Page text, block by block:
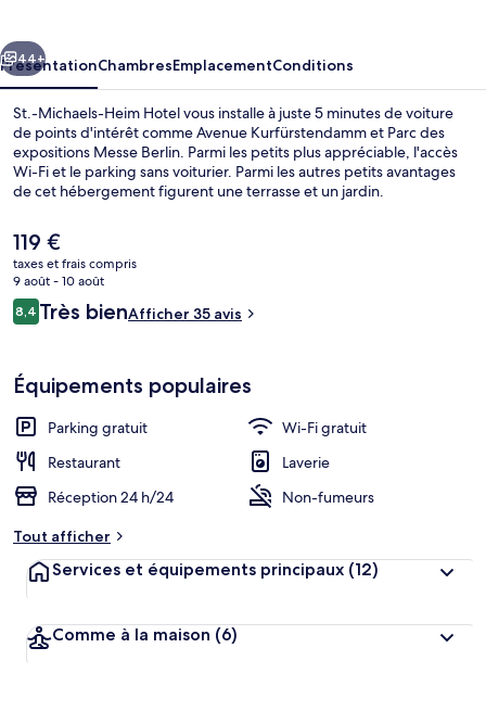
Suivant
44+
PrésentationChambresEmplacementConditions
St.-Michaels-Heim Hotel vous installe à juste 5 minutes de voiture
de points d'intérêt comme Avenue Kurfürstendamm et Parc des
expositions Messe Berlin. Parmi les petits plus appréciable, l'accès
Wi-Fi et le parking sans voiturier. Parmi les autres petits avantages
de cet hébergement figurent une terrasse et un jardin.
Le
prix
actuel
est
de
119 €
taxes et frais compris
9 août - 10 août
Avis
voyageurs
8,48,4 sur 10
Très bienAfficher 35 avis
Équipements populaires
Parking gratuit
Wi-Fi gratuit
Restaurant
Laverie
Réception 24 h/24
Non-fumeurs
Tout afficher
Services et équipements principaux (12)
Comme à la maison (6)